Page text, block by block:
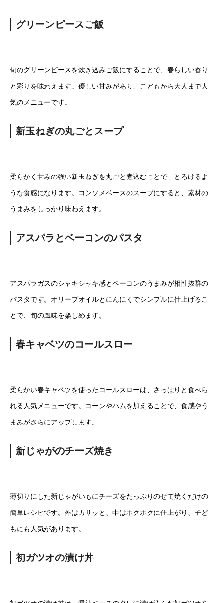
グリーンピースご飯
旬のグリーンピースを炊き込みご飯にすることで、春らしい香り
と彩りを味わえます。優しい甘みがあり、こどもから大人まで人
気のメニューです。
新玉ねぎの丸ごとスープ
柔らかく甘みの強い新玉ねぎを丸ごと煮込むことで、とろけるよ
うな食感になります。コンソメベースのスープにすると、素材の
うまみをしっかり味わえます。
アスパラとベーコンのパスタ
アスパラガスのシャキシャキ感とベーコンのうまみが相性抜群の
パスタです。オリーブオイルとにんにくでシンプルに仕上げるこ
とで、旬の風味を楽しめます。
春キャベツのコールスロー
柔らかい春キャベツを使ったコールスローは、さっぱりと食べら
れる人気メニューです。コーンやハムを加えることで、食感やう
まみがさらにアップします。
新じゃがのチーズ焼き
薄切りにした新じゃがいもにチーズをたっぷりのせて焼くだけの
簡単レシピです。外はカリッと、中はホクホクに仕上がり、子ど
もにも人気があります。
初ガツオの漬け丼